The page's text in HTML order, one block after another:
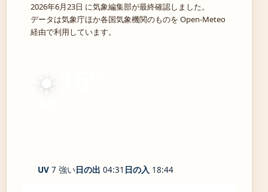
2026年6月23日 に気象編集部が最終確認しました。
データは気象庁ほか各国気象機関のものを Open-Meteo
経由で利用しています。
☀️
UV 7 強い日の出 04:31 日の入 18:44